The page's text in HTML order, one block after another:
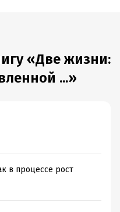
«Две жизни:
...»
в процессе рост